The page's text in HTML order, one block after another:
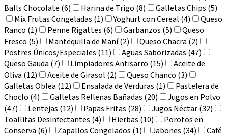
Balls Chocolate (6)
Harina de Trigo (8)
Galletas Chips (5)
Mix Frutas Congeladas (1)
Yoghurt con Cereal (4)
Queso
Ranco (1)
Penne Rigattes (6) Garbanzos (5)
Queso
Fresco (5)
Mantequilla de Maní (2)
Queso Chacra (2)
Postres Únicos/Especiales (11)
Aguas Saborizadas (47)
Queso Gauda (7)
Limpiadores Antisarro (15)
Aceite de
Oliva (12)
Aceite de Girasol (2)
Queso Chanco (3)
Galletas Oblea (12)
Ensalada de Verduras (1)
Pastelera de
Choclo (4)
Galletas Rellenas Bañadas (20)
Jugos en Polvo
(47)
Lentejas (12) Papas Fritas (28)
Jugos Néctar (32)
Toallitas Desinfectantes (4)
Hierbas (10)
Porotos en
Conserva (6)
Zapallos Congelados (1) Jabones (34)
Café